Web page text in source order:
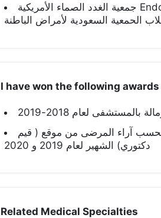
جمعية الغدد الصماء الأمريكية Endocrine Society الجمعية السعودية لاأمراض الغدد الصماء
الحمعية السعودية لأمراض الباطنة
I have won the following awards
لعام 2018-2019
آراء المرضى من موقع ( قيم
دكتوري) الشهير لعام 2019 و 2020
Related Medical Specialties